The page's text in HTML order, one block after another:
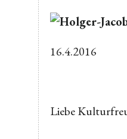
16.4.2016
Liebe